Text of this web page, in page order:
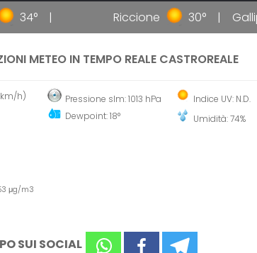
34° Riccione 30°
METEO IN TEMPO REALE CASTROREALE
km/h)
Pressione slm: 1013 hPa
Dewpoint: 18°
Indice UV: N.D.
Umidità: 74%
μg/m3
SUI SOCIAL